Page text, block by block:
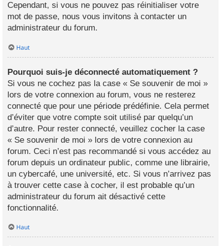
Cependant, si vous ne pouvez pas réinitialiser votre
mot de passe, nous vous invitons à contacter un
administrateur du forum.
Haut
Pourquoi suis-je déconnecté automatiquement ?
Si vous ne cochez pas la case « Se souvenir de moi »
lors de votre connexion au forum, vous ne resterez
connecté que pour une période prédéfinie. Cela permet
d’éviter que votre compte soit utilisé par quelqu’un
d’autre. Pour rester connecté, veuillez cocher la case
« Se souvenir de moi » lors de votre connexion au
forum. Ceci n’est pas recommandé si vous accédez au
forum depuis un ordinateur public, comme une librairie,
un cybercafé, une université, etc. Si vous n’arrivez pas
à trouver cette case à cocher, il est probable qu’un
administrateur du forum ait désactivé cette
fonctionnalité.
Haut